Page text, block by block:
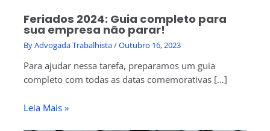
Feriados 2024: Guia completo para
sua empresa não parar!
ByAdvogada Trabalhista/Outubro 16, 2023
Para ajudar nessa tarefa, preparamos um guia
completo com todas as datas comemorativas […]
Leia Mais »